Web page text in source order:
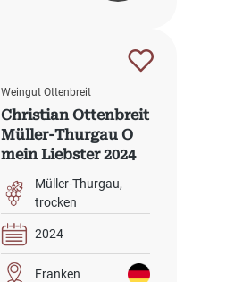
Weingut Ottenbreit
Christian Ottenbreit
Müller-Thurgau O
mein Liebster 2024
Müller-Thurgau
trocken
2024
Franken